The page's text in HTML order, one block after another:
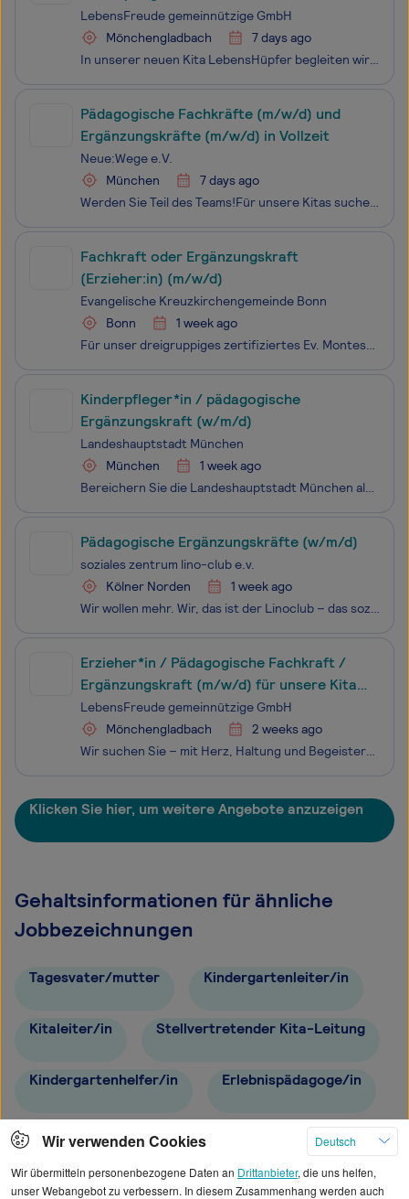
Inklusionsassistenz im Rahmen einer Face-
to-Face-Betreuung (m/w/d)
LebensFreude gemeinnützige GmbH
Mönchengladbach
7 days ago
In unserer neuen Kita LebensHüpfer begleiten wir Kinder in ihrer individuellen Entwicklung. Im Mittelpunkt stehen bei uns Beziehung, Vertrauen und die Stärken jedes einzelnen Kindes. Wir bieten den Kindern einen geschützten Raum für Forschergeist und Entdeckerlust Bewegung und Kreativität
Pädagogische Fachkräfte (m/w/d) und
Ergänzungskräfte (m/w/d) in Vollzeit
Neue:Wege e.V.
München
7 days ago
Werden Sie Teil des Teams!Für unsere Kitas suchen wir ab sofort motiviertePädagogische Fachkräfte (m/w/d) und Ergänzungskräfte (m/w/d) in VollzeitNEUE WEGE ist ein freier Träger der Kinder- und Jugendhilfe und seit über 30 Jahren in und um München aktiv. Wir unterstützen, in unseren verschiedenen Ei
Fachkraft oder Ergänzungskraft
(Erzieher:in) (m/w/d)
Evangelische Kreuzkirchengemeinde Bonn
Bonn
1 week ago
Für unser dreigruppiges zertifiziertes Ev. Montessori-Kinderhaus „Wittelsbacher Pänz“ in Bonn mit 63 Kindern von 2–6 Jahren suchen wir ab sofort eine Ergänzungskraft (m/w/d) oder eine pädagogische Fachkraft (Erzieher:in) (m/w/d). Fachkraft oder Ergänzungskraft (Erzieher:in) (m/w/d) Teil- oder Vollz
Kinderpfleger*in / pädagogische
Ergänzungskraft (w/m/d)
Landeshauptstadt München
München
1 week ago
Bereichern Sie die Landeshauptstadt München als Kinderpfleger*in / pädagogische Ergänzungskraft (w/m/d) Arbeitszeit: Vollzeit und Teilzeit möglich Beschäftigungsverhältnis: Unbefristet Eingruppierung: S 4 TVöD-SuE Start: baldmöglichst Verfahrensnummer: 24881 Ihr Einsatzbereich Ref
Pädagogische Ergänzungskräfte (w/m/d)
soziales zentrum lino-club e.v.
Kölner Norden
1 week ago
Wir wollen mehr. Wir, das ist der Linoclub – das soziale Zentrum e.V. Mehr Chancen, mehr Freizeit, mehr Bildung, mehr Zusammenhalt, mehr Gerechtigkeit und auch mehr Spass. Mehr Zukunft leben – das ist ein zentrales Ziel bei der Arbeit unserer fast 400 Haupt-, Neben- und Ehrenamtlichen Mitarbeiter:
Erzieher*in / Pädagogische Fachkraft /
Ergänzungskraft (m/w/d) für unsere Kita
LebensBaum in Mönchengladbach
LebensFreude gemeinnützige GmbH
Mönchengladbach
2 weeks ago
Wir suchen Sie – mit Herz, Haltung und Begeisterung für Kinder! Pädagogische Fachkräfte (m/w/d) Vollzeit oder Teilzeit | ab sofort | Mönchengladbach 4.000,00€ Einstiegsprämie – weil Sie uns wichtig sind! Sie möchten Kinder auf ihrem Weg ins Leben begleiten, ihre Neugier stärken und jeden Tag etw
Klicken Sie hier, um weitere Angebote anzuzeigen
Gehaltsinformationen für ähnliche
Jobbezeichnungen
Tagesvater/mutter Kindergartenleiter/in
Kitaleiter/in Stellvertretender Kita-Leitung
Kindergartenhelfer/in Erlebnispädagoge/in
Wir verwenden Cookies
Deutsch
Wir übermitteln personenbezogene Daten an Drittanbieter, die uns helfen,
unser Webangebot zu verbessern. In diesem Zusammenhang werden auch